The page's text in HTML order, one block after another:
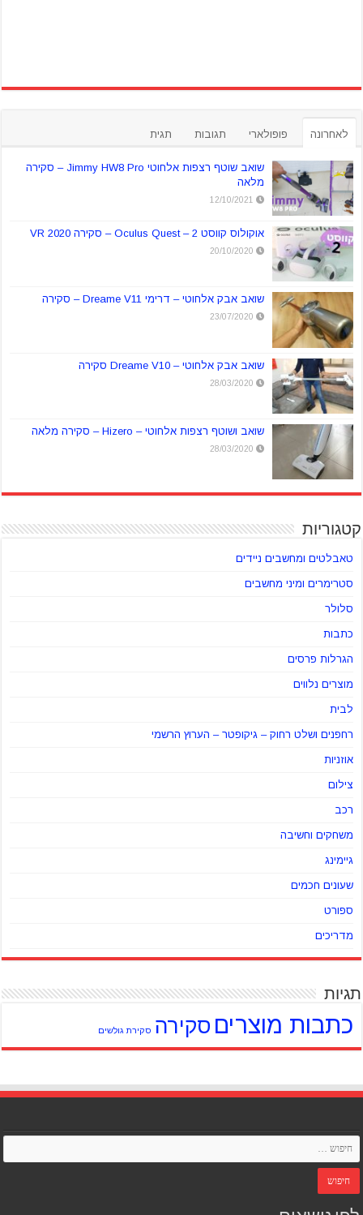
לאחרונה פופולארי תגובות תגית
שואב שוטף רצפות אלחוטי Jimmy HW8 Pro – סקירה
מלאה
12/10/2021
אוקולוס קווסט 2 – Oculus Quest – סקירה VR 2020
20/10/2020
שואב אבק אלחוטי – דרימי Dreame V11 – סקירה
23/07/2020
שואב אבק אלחוטי – Dreame V10 סקירה
28/03/2020
שואב ושוטף רצפות אלחוטי – Hizero – סקירה מלאה
28/03/2020
קטגוריות
טאבלטים ומחשבים ניידים
סטרימרים ומיני מחשבים
סלולר
כתבות
הגרלות פרסים
מוצרים נלווים
לבית
רחפנים ושלט רחוק – גיקופטר – הערוץ הרשמי
אוזניות
צילום
רכב
משחקים וחשיבה
גיימינג
שעונים חכמים
ספורט
מדריכים
תגיות
כתבות מוצרים סקירה סקירת גולשים